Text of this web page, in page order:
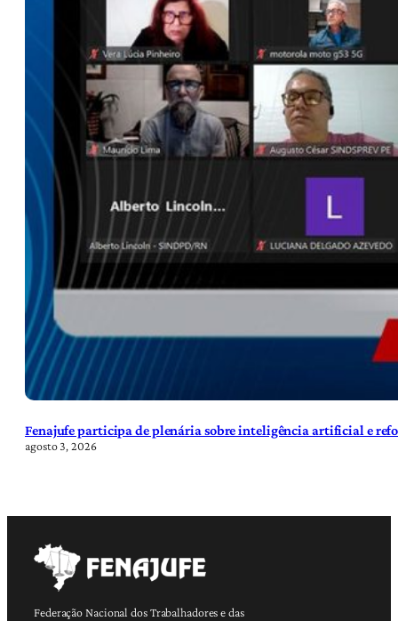
Fenajufe participa de plenária sobre inteligência artificial e
agosto 3, 2026
Federação Nacional dos Trabalhadores e das